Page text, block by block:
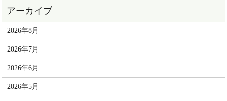
2026年8月
2026年7月
2026年6月
2026年5月